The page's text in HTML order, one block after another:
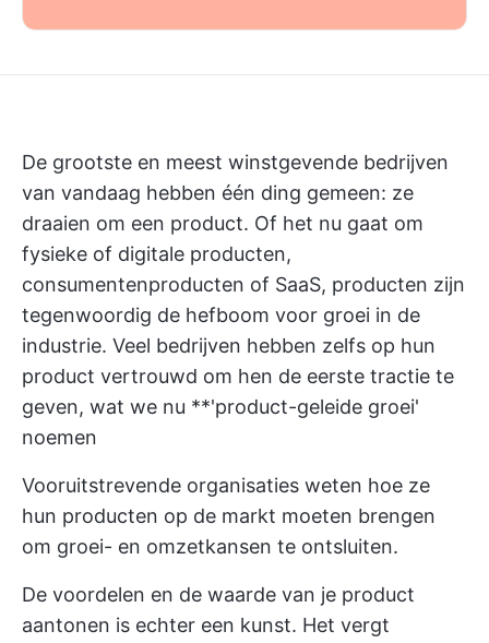
De grootste en meest winstgevende bedrijven
van vandaag hebben één ding gemeen: ze
draaien om een product. Of het nu gaat om
fysieke of digitale producten,
consumentenproducten of SaaS, producten zijn
tegenwoordig de hefboom voor groei in de
industrie. Veel bedrijven hebben zelfs op hun
product vertrouwd om hen de eerste tractie te
geven, wat we nu **'product-geleide groei'
noemen
Vooruitstrevende organisaties weten hoe ze
hun producten op de markt moeten brengen
om groei- en omzetkansen te ontsluiten.
De voordelen en de waarde van je product
aantonen is echter een kunst. Het vergt